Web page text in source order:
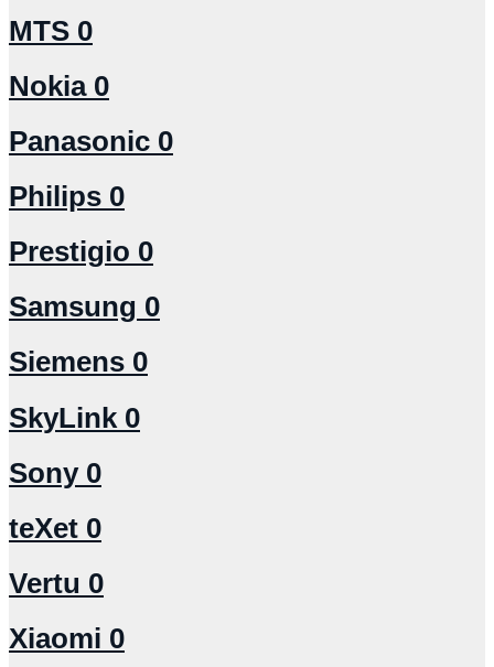
MTS 0
Nokia 0
Panasonic 0
Philips 0
Prestigio 0
Samsung 0
Siemens 0
SkyLink 0
Sony 0
teXet 0
Vertu 0
Xiaomi 0